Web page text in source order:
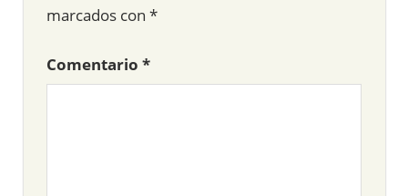
marcados con *
Comentario *